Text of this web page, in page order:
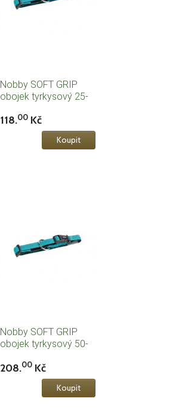
Nobby SOFT GRIP
obojek tyrkysový 25-
118.00Kč
Nobby SOFT GRIP
obojek tyrkysový 50-
208.00Kč